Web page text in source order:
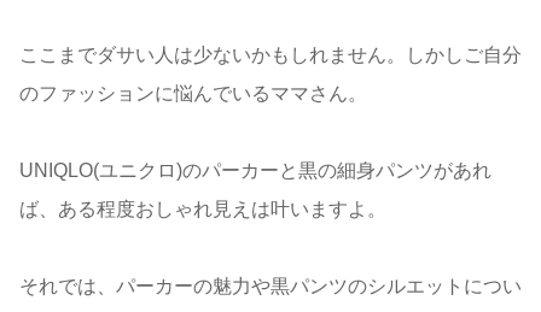
ここまでダサい人は少ないかもしれません。しかしご自分
のファッションに悩んでいるママさん。
UNIQLO(ユニクロ)のパーカーと黒の細身パンツがあれ
ば、ある程度おしゃれ見えは叶いますよ。
それでは、パーカーの魅力や黒パンツのシルエットについ